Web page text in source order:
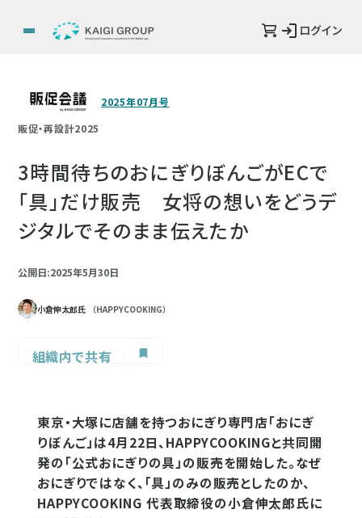
ログイン
2025年07月号
販促・再設計2025
3時間待ちのおにぎりぼんごがECで
「具」だけ販売 女将の想いをどうデ
ジタルでそのまま伝えたか
公開日:2025年5月30日
小倉伸太郎氏 （HAPPYCOOKING）
組織内で共有
東京・大塚に店舗を持つおにぎり専門店「おにぎ
りぼんご」は4月22日、HAPPYCOOKINGと共同開
発の「公式おにぎりの具」の販売を開始した。なぜ
おにぎりではなく、「具」のみの販売としたのか、
HAPPYCOOKING 代表取締役の小倉伸太郎氏に